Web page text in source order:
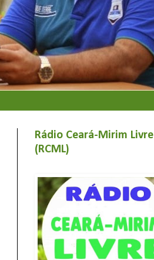
Rádio Ceará-Mirim Livre
(RCML)